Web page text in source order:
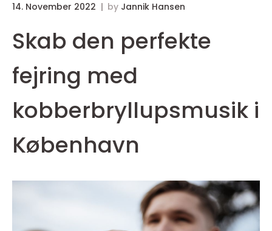
14. November 2022 by Jannik Hansen
Skab den perfekte
fejring med
kobberbryllupsmusik i
København